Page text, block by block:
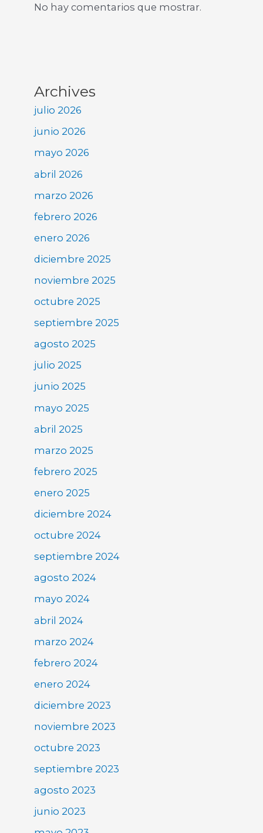
No hay comentarios que mostrar.
Archives
julio 2026
junio 2026
mayo 2026
abril 2026
marzo 2026
febrero 2026
enero 2026
diciembre 2025
noviembre 2025
octubre 2025
septiembre 2025
agosto 2025
julio 2025
junio 2025
mayo 2025
abril 2025
marzo 2025
febrero 2025
enero 2025
diciembre 2024
octubre 2024
septiembre 2024
agosto 2024
mayo 2024
abril 2024
marzo 2024
febrero 2024
enero 2024
diciembre 2023
noviembre 2023
octubre 2023
septiembre 2023
agosto 2023
junio 2023